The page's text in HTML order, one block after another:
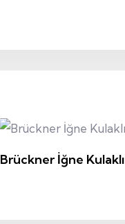
Brückner İğne Kulaklı